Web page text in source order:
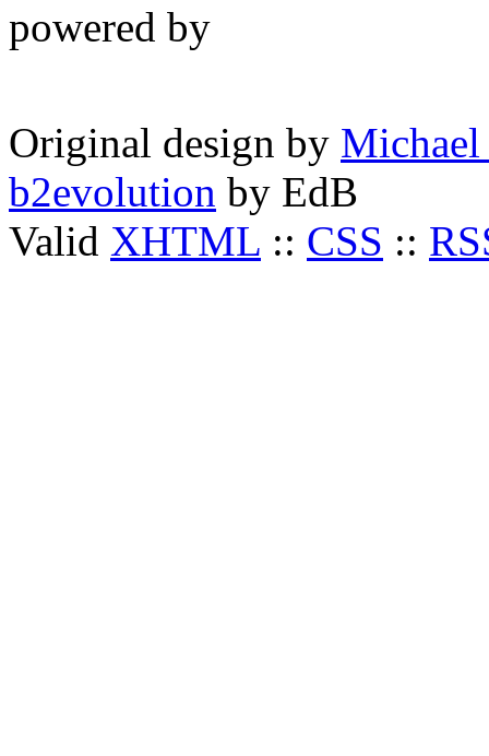
powered by
Original design by
b2evolution by EdB
Valid XHTML :: CSS ::